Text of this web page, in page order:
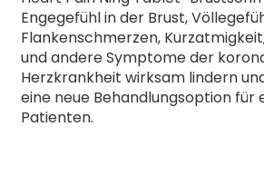
Engegefühl in der Brust,
Flankenschmerzen,
und andere Symptome der
Herzkrankheit wirksam lindern
eine neue Behandlungsoption für
Patienten.